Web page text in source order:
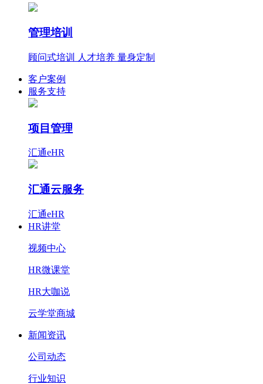
管理培训
顾问式培训 人才培养 量身定制
客户案例
服务支持
项目管理
汇通eHR
汇通云服务
汇通eHR
HR讲堂
视频中心
HR微课堂
HR大咖说
云学堂商城
新闻资讯
公司动态
行业知识